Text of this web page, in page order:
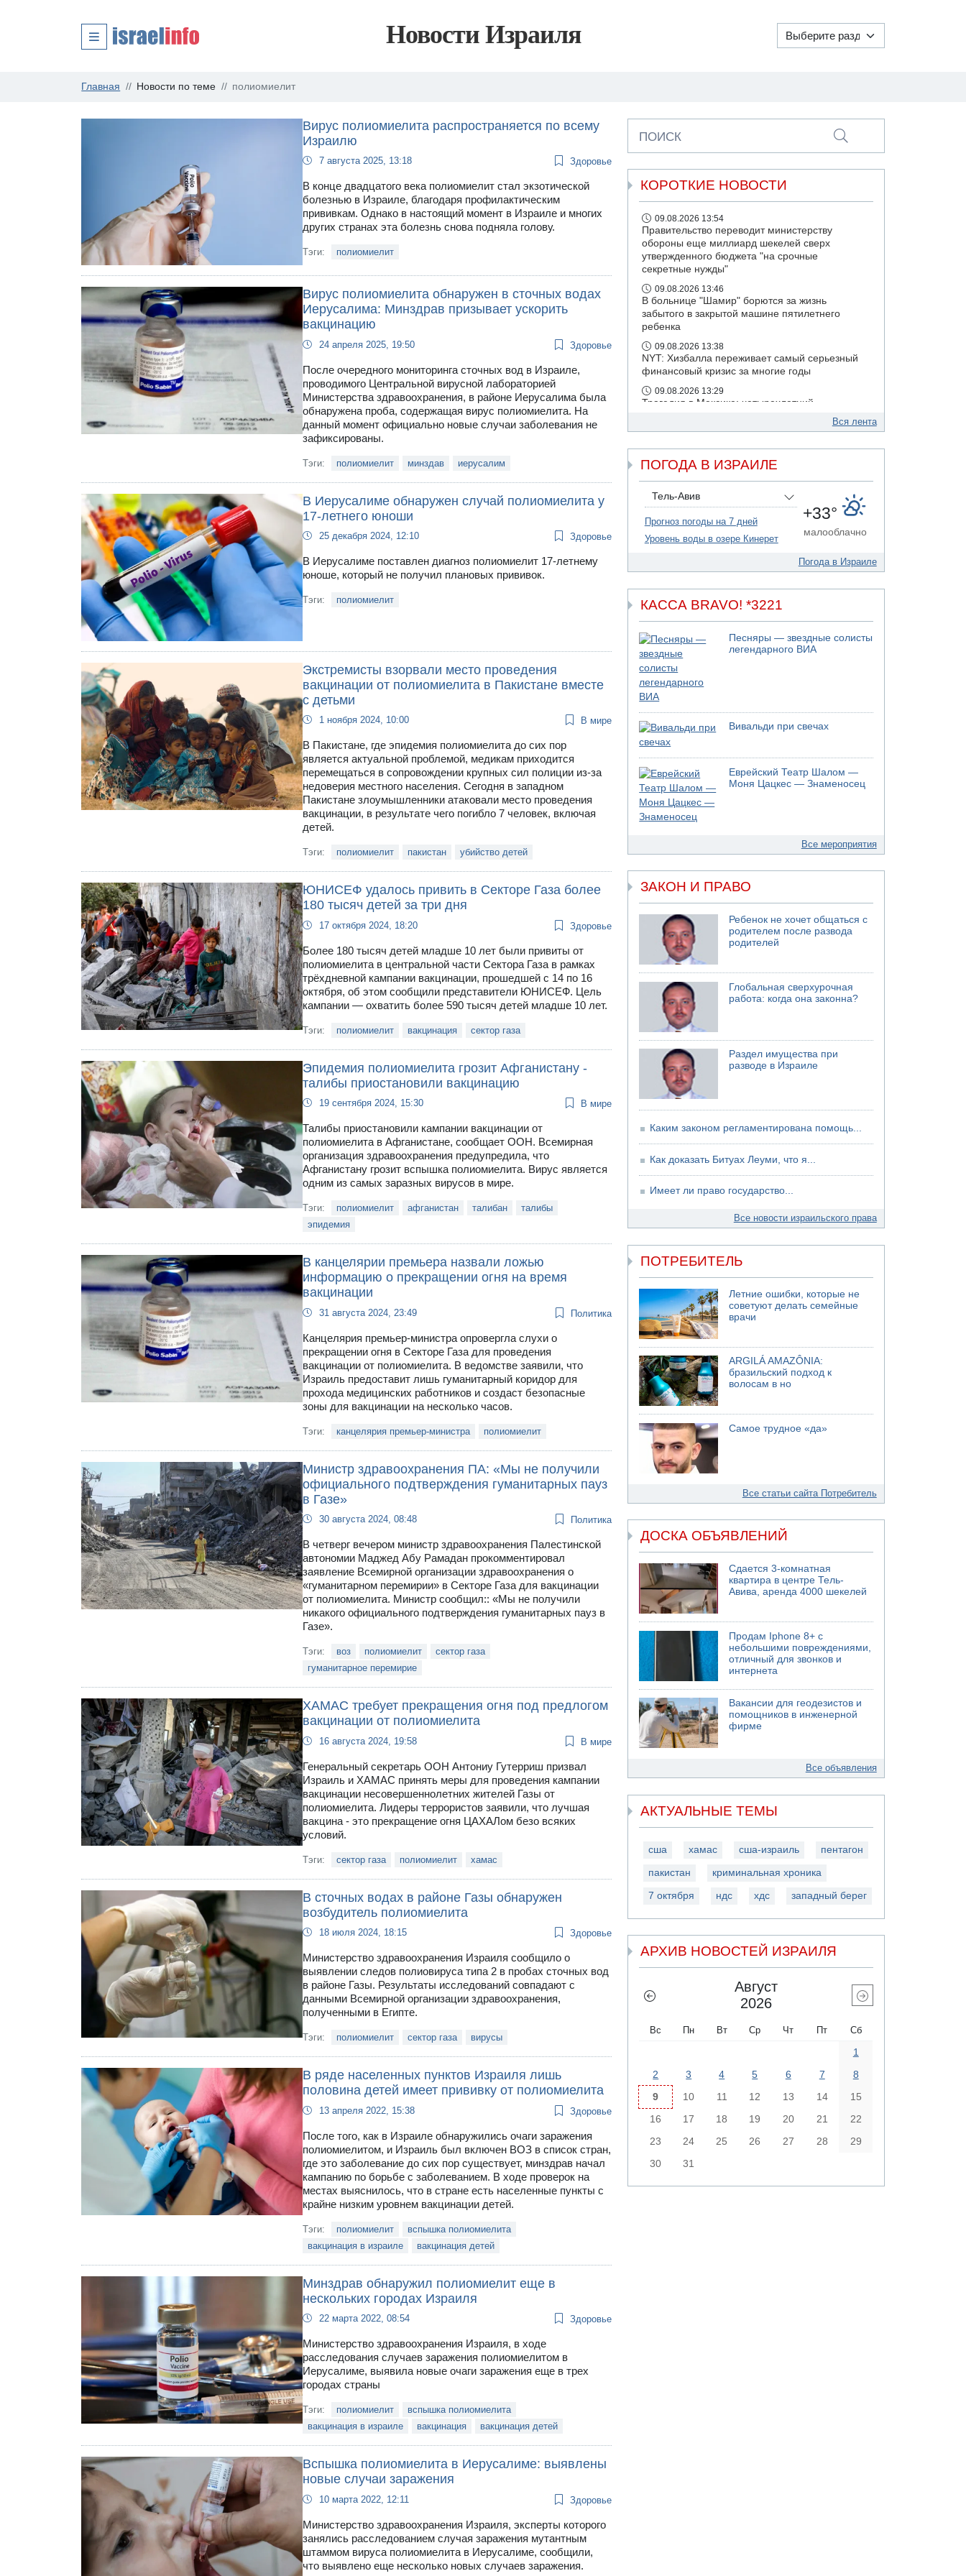
Новости Израиля
Главная Новости по теме полиомиелит
Вирус полиомиелита распространяется по всему
Израилю
7 августа 2025, 13:18 Здоровье
В конце двадцатого века полиомиелит стал экзотической
болезнью в Израиле, благодаря профилактическим
прививкам. Однако в настоящий момент в Израиле и многих
других странах эта болезнь снова подняла голову.
Тэги: полиомиелит
Вирус полиомиелита обнаружен в сточных водах
Иерусалима: Минздрав призывает ускорить
вакцинацию
24 апреля 2025, 19:50 Здоровье
После очередного мониторинга сточных вод в Израиле,
проводимого Центральной вирусной лабораторией
Министерства здравоохранения, в районе Иерусалима была
обнаружена проба, содержащая вирус полиомиелита. На
данный момент официально новые случаи заболевания не
зафиксированы.
Тэги: полиомиелит минздав иерусалим
В Иерусалиме обнаружен случай полиомиелита у
17-летнего юноши
25 декабря 2024, 12:10 Здоровье
В Иерусалиме поставлен диагноз полиомиелит 17-летнему
юноше, который не получил плановых прививок.
Тэги: полиомиелит
Экстремисты взорвали место проведения
вакцинации от полиомиелита в Пакистане вместе
с детьми
1 ноября 2024, 10:00 В мире
В Пакистане, где эпидемия полиомиелита до сих пор
является актуальной проблемой, медикам приходится
перемещаться в сопровождении крупных сил полиции из-за
недоверия местного населения. Сегодня в западном
Пакистане злоумышленники атаковали место проведения
вакцинации, в результате чего погибло 7 человек, включая
детей.
Тэги: полиомиелит пакистан убийство детей
ЮНИСЕФ удалось привить в Секторе Газа более
180 тысяч детей за три дня
17 октября 2024, 18:20 Здоровье
Более 180 тысяч детей младше 10 лет были привиты от
полиомиелита в центральной части Сектора Газа в рамках
трёхдневной кампании вакцинации, прошедшей с 14 по 16
октября, об этом сообщили представители ЮНИСЕФ. Цель
кампании — охватить более 590 тысяч детей младше 10 лет.
Тэги: полиомиелит вакцинация сектор газа
Эпидемия полиомиелита грозит Афганистану -
талибы приостановили вакцинацию
19 сентября 2024, 15:30 В мире
Талибы приостановили кампании вакцинации от
полиомиелита в Афганистане, сообщает ООН. Всемирная
организация здравоохранения предупредила, что
Афганистану грозит вспышка полиомиелита. Вирус является
одним из самых заразных вирусов в мире.
Тэги: полиомиелит афганистан талибан
талибы
эпидемия
В канцелярии премьера назвали ложью
информацию о прекращении огня на время
вакцинации
31 августа 2024, 23:49 Политика
Канцелярия премьер-министра опровергла слухи о
прекращении огня в Секторе Газа для проведения
вакцинации от полиомиелита. В ведомстве заявили, что
Израиль предоставит лишь гуманитарный коридор для
прохода медицинских работников и создаст безопасные
зоны для вакцинации на несколько часов.
Тэги: канцелярия премьер-министра полиомиелит
Министр здравоохранения ПА: «Мы не получили
официального подтверждения гуманитарных пауз
в Газе»
30 августа 2024, 08:48 Политика
В четверг вечером министр здравоохранения Палестинской
автономии Маджед Абу Рамадан прокомментировал
заявление Всемирной организации здравоохранения о
«гуманитарном перемирии» в Секторе Газа для вакцинации
от полиомиелита. Министр сообщил:: «Мы не получили
никакого официального подтверждения гуманитарных пауз в
Газе».
Тэги: воз полиомиелит
сектор газа
гуманитарное перемирие
ХАМАС требует прекращения огня под предлогом
вакцинации от полиомиелита
16 августа 2024, 19:58 В мире
Генеральный секретарь ООН Антониу Гутерриш призвал
Израиль и ХАМАС принять меры для проведения кампании
вакцинации несовершеннолетних жителей Газы от
полиомиелита. Лидеры террористов заявили, что лучшая
вакцина - это прекращение огня ЦАХАЛом безо всяких
условий.
Тэги: сектор газа полиомиелит хамас
В сточных водах в районе Газы обнаружен
возбудитель полиомиелита
18 июля 2024, 18:15 Здоровье
Министерство здравоохранения Израиля сообщило о
выявлении следов полиовируса типа 2 в пробах сточных вод
в районе Газы. Результаты исследований совпадают с
данными Всемирной организации здравоохранения,
полученными в Египте.
Тэги: полиомиелит сектор газа вирусы
В ряде населенных пунктов Израиля лишь
половина детей имеет прививку от полиомиелита
13 апреля 2022, 15:38 Здоровье
После того, как в Израиле обнаружились очаги заражения
полиомиелитом, и Израиль был включен ВОЗ в список стран,
где это заболевание до сих пор существует, минздрав начал
кампанию по борьбе с заболеванием. В ходе проверок на
местах выяснилось, что в стране есть населенные пункты с
крайне низким уровнем вакцинации детей.
Тэги: полиомиелит
вспышка полиомиелита
вакцинация в израиле
вакцинация детей
Минздрав обнаружил полиомиелит еще в
нескольких городах Израиля
22 марта 2022, 08:54 Здоровье
Министерство здравоохранения Израиля, в ходе
расследования случаев заражения полиомиелитом в
Иерусалиме, выявила новые очаги заражения еще в трех
городах страны
Тэги: полиомиелит
вспышка полиомиелита
вакцинация в израиле
вакцинация вакцинация детей
Вспышка полиомиелита в Иерусалиме: выявлены
новые случаи заражения
10 марта 2022, 12:11 Здоровье
Министерство здравоохранения Израиля, эксперты которого
занялись расследованием случая заражения мутантным
штаммом вируса полиомиелита в Иерусалиме, сообщили,
что выявлено еще несколько новых случаев заражения.
ПОИСК
КОРОТКИЕ НОВОСТИ
09.08.2026 13:54
Правительство переводит министерству
обороны еще миллиард шекелей сверх
утвержденного бюджета "на срочные
секретные нужды"
09.08.2026 13:46
В больнице "Шамир" борются за жизнь
забытого в закрытой машине пятилетнего
ребенка
09.08.2026 13:38
NYT: Хизбалла переживает самый серьезный
финансовый кризис за многие годы
09.08.2026 13:29
Трагедия в Мексике: четырехлетний
израильский ребенок утонул, упав в бассейн
Авиакомпания Air Canada вновь отсрочила
возвращение в Израиль
08.08.2026 14:43
Тело мужчины обнаружено сегодня на
открытой местности недалеко от Реховота
Вся лента
ПОГОДА В ИЗРАИЛЕ
Тель-Авив
Прогноз погоды на 7 дней
Уровень воды в озере Кинерет
+33°
малооблачно
Погода в Израиле
КАССА BRAVO! *3221
Песняры — звездные солисты
легендарного ВИА
Вивальди при свечах
Еврейский Театр Шалом —
Моня Цацкес — Знаменосец
Все мероприятия
ЗАКОН И ПРАВО
Ребенок не хочет общаться с
родителем после развода
родителей
Глобальная сверхурочная
работа: когда она законна?
Раздел имущества при
разводе в Израиле
Каким законом регламентирована помощь...
Как доказать Битуах Леуми, что я...
Имеет ли право государство...
Все новости израильского права
ПОТРЕБИТЕЛЬ
Летние ошибки, которые не
советуют делать семейные
врачи
ARGILÁ AMAZÔNIA:
бразильский подход к
волосам в но
Самое трудное «да»
Все статьи сайта Потребитель
ДОСКА ОБЪЯВЛЕНИЙ
Сдается 3-комнатная
квартира в центре Тель-
Авива, аренда 4000 шекелей
Продам Iphone 8+ с
небольшими повреждениями,
отличный для звонков и
интернета
Вакансии для геодезистов и
помощников в инженерной
фирме
Все объявления
АКТУАЛЬНЫЕ ТЕМЫ
сша хамас сша-израиль пентагон
пакистан криминальная хроника
7 октября ндс хдс западный берег
АРХИВ НОВОСТЕЙ ИЗРАИЛЯ
Август
2026
Вс Пн Вт Ср Чт Пт Сб
1
2
3 4 5 6 7
8
9
10 11 12 13 14
15
16
17 18 19 20 21
22
23
24 25 26 27 28
29
30
31